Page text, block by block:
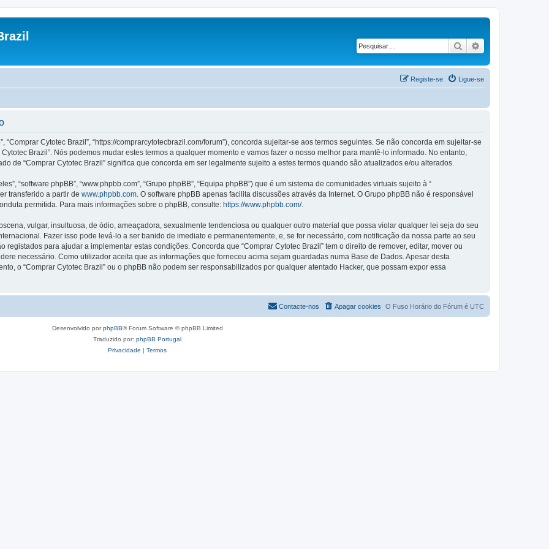
Pesquisar
Ligue-se
Registe-se
“Comprar Cytotec Brazil”, “https://comprarcytotecbrazil.com/forum”), concorda sujeitar-se aos termos seguintes. Se não concorda em sujeitar-se
Brazil”. Nós podemos mudar estes termos a qualquer momento e vamos fazer o nosso melhor para mantê-lo informado. No entanto,
de “Comprar Cytotec Brazil” significa que concorda em ser legalmente sujeito a estes termos quando são atualizados e/ou alterados.
“software phpBB”, “www.phpbb.com”, “Grupo phpBB”, “Equipa phpBB”) que é um sistema de comunidades virtuais sujeito à “
transferido a partir de www.phpbb.com . O software phpBB apenas facilita discussões através da Internet. O Grupo phpBB não é responsável
permitida. Para mais informações sobre o phpBB, consulte: https://www.phpbb.com/.
vulgar, insultuosa, de ódio, ameaçadora, sexualmente tendenciosa ou qualquer outro material que possa violar qualquer lei seja do seu
Fazer isso pode levá-lo a ser banido de imediato e permanentemente, e, se for necessário, com notificação da nossa parte ao seu
registados para ajudar a implementar estas condições. Concorda que “Comprar Cytotec Brazil” tem o direito de remover, editar, mover ou
necessário. Como utilizador aceita que as informações que forneceu acima sejam guardadas numa Base de Dados. Apesar desta
o “Comprar Cytotec Brazil” ou o phpBB não podem ser responsabilizados por qualquer atentado Hacker, que possam expor essa
O Fuso Horário do Fórum é UTC
Apagar cookies
Contacte-nos
Desenvolvido porphpBB® Forum Software © phpBB Limited
Traduzido por: phpBB Portugal
Privacidade | Termos